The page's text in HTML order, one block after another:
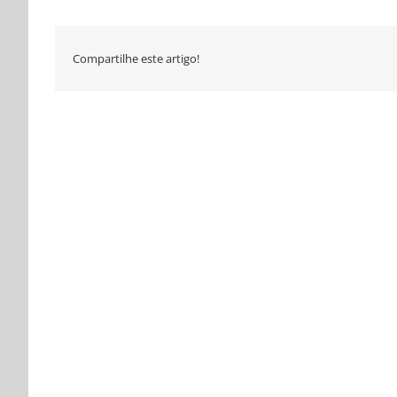
Compartilhe este artigo!